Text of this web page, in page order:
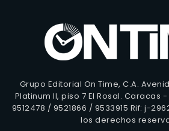
Grupo Editorial On Time, C.A.
Platinum II, piso 7 El Rosal. Caracas
9512478 / 9521866 / 9533915 Rif: j-
los derechos